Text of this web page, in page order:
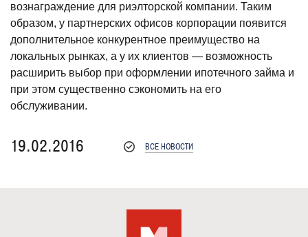
вознаграждение для риэлторской компании. Таким
образом, у партнерских офисов корпорации появится
дополнительное конкурентное преимущество на
локальных рынках, а у их клиентов — возможность
расширить выбор при оформлении ипотечного займа и
при этом существенно сэкономить на его
обслуживании.
19.02.2016 ВСЕ НОВОСТИ